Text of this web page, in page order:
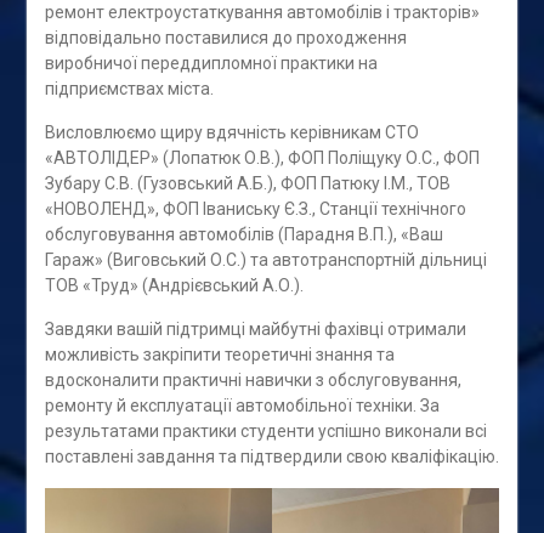
ремонт електроустаткування автомобілів і тракторів»
відповідально поставилися до проходження
виробничої переддипломної практики на
підприємствах міста.
Висловлюємо щиру вдячність керівникам СТО
«АВТОЛІДЕР» (Лопатюк О.В.), ФОП Поліщуку О.С., ФОП
Зубару С.В. (Гузовський А.Б.), ФОП Патюку І.М., ТОВ
«НОВОЛЕНД», ФОП Іваниську Є.З., Станції технічного
обслуговування автомобілів (Парадня В.П.), «Ваш
Гараж» (Виговський О.С.) та автотранспортній дільниці
ТОВ «Труд» (Андрієвський А.О.).
Завдяки вашій підтримці майбутні фахівці отримали
можливість закріпити теоретичні знання та
вдосконалити практичні навички з обслуговування,
ремонту й експлуатації автомобільної техніки. За
результатами практики студенти успішно виконали всі
поставлені завдання та підтвердили свою кваліфікацію.